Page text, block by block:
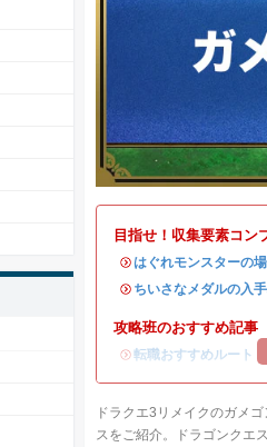
目指せ！収集要素コン
・はぐれモンスターの
・ ちいさなメダルの入
攻略班のおすすめ記事
・転職おすすめルート
ドラクエ3リメイクのガメ
スをご紹介。ドラゴンクエ